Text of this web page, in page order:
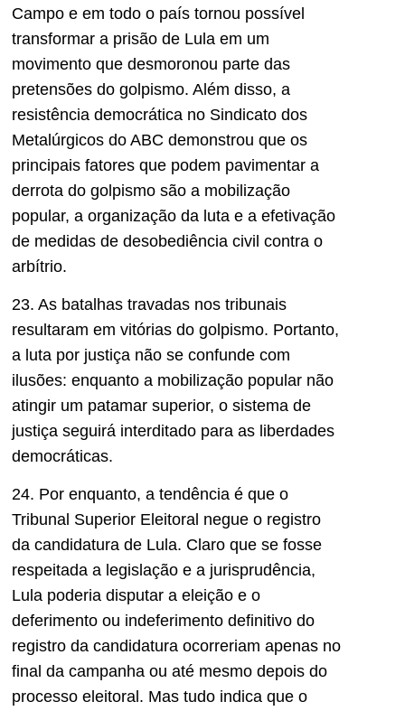
Campo e em todo o país tornou possível
transformar a prisão de Lula em um
movimento que desmoronou parte das
pretensões do golpismo. Além disso, a
resistência democrática no Sindicato dos
Metalúrgicos do ABC demonstrou que os
principais fatores que podem pavimentar a
derrota do golpismo são a mobilização
popular, a organização da luta e a efetivação
de medidas de desobediência civil contra o
arbítrio.
23. As batalhas travadas nos tribunais
resultaram em vitórias do golpismo. Portanto,
a luta por justiça não se confunde com
ilusões: enquanto a mobilização popular não
atingir um patamar superior, o sistema de
justiça seguirá interditado para as liberdades
democráticas.
24. Por enquanto, a tendência é que o
Tribunal Superior Eleitoral negue o registro
da candidatura de Lula. Claro que se fosse
respeitada a legislação e a jurisprudência,
Lula poderia disputar a eleição e o
deferimento ou indeferimento definitivo do
registro da candidatura ocorreriam apenas no
final da campanha ou até mesmo depois do
processo eleitoral. Mas tudo indica que o